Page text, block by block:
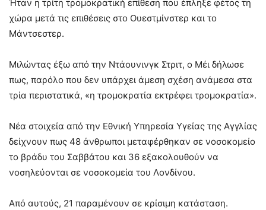
Ήταν η τρίτη τρομοκρατική επίθεση που έπληξε φέτος τη
χώρα μετά τις επιθέσεις στο Ουεστμίνστερ και το
Μάντσεστερ.
Μιλώντας έξω από την Ντάουνινγκ Στριτ, ο Μέι δήλωσε
πως, παρόλο που δεν υπάρχει άμεση σχέση ανάμεσα στα
τρία περιστατικά, «η τρομοκρατία εκτρέφει τρομοκρατία».
Νέα στοιχεία από την Εθνική Υπηρεσία Υγείας της Αγγλίας
δείχνουν πως 48 άνθρωποι μεταφέρθηκαν σε νοσοκομείο
το βράδυ του Σαββάτου και 36 εξακολουθούν να
νοσηλεύονται σε νοσοκομεία του Λονδίνου.
Από αυτούς, 21 παραμένουν σε κρίσιμη κατάσταση.